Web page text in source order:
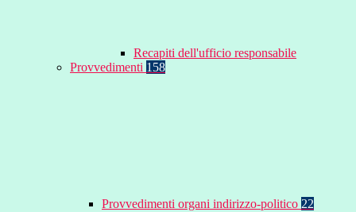
Recapiti dell'ufficio responsabile
Provvedimenti 158
Provvedimenti organi indirizzo-politico 22